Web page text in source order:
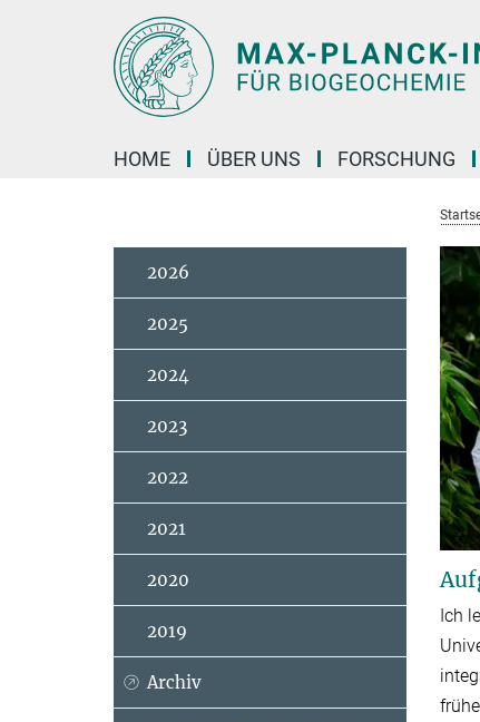
HOME ÜBER UNS FORSCHUNG
Ich
2026
2025
2024
2023
2022
2021
2020
2019
Archiv